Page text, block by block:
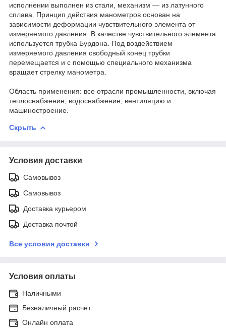
исполнении выполнен из стали, механизм — из латунного
сплава. Принцип действия манометров основан на
зависимости деформации чувствительного элемента от
измеряемого давления. В качестве чувствительного элемента
используется трубка Бурдона. Под воздействием
измеряемого давления свободный конец трубки
перемещается и с помощью специального механизма
вращает стрелку манометра.
Область применения: все отрасли промышленности, включая
теплоснабжение, водоснабжение, вентиляцию и
машиностроение.
Скрыть
Условия доставки
Самовывоз
Самовывоз
Доставка курьером
Доставка почтой
Все условия доставки
Условия оплаты
Наличными
Безналичный расчет
Онлайн оплата